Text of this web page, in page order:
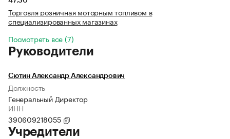
Торговля розничная моторным топливом в
специализированных магазинах
Посмотреть все (7)
Руководители
Сютин Александр Александрович
Должность
Генеральный Директор
ИНН
390609218055
Учредители